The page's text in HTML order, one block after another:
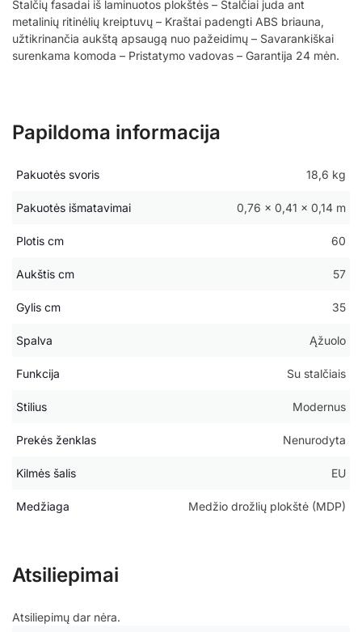
Stalčių fasadai iš laminuotos plokštės – Stalčiai juda ant
metalinių ritinėlių kreiptuvų – Kraštai padengti ABS briauna,
užtikrinančia aukštą apsaugą nuo pažeidimų – Savarankiškai
surenkama komoda – Pristatymo vadovas – Garantija 24 mėn.
Papildoma informacija
Pakuotės svoris 18,6 kg
Pakuotės išmatavimai 0,76 × 0,41 × 0,14 m
Plotis cm 60
Aukštis cm 57
Gylis cm 35
Spalva Ąžuolo
Funkcija Su stalčiais
Stilius Modernus
Prekės ženklas Nenurodyta
Kilmės šalis EU
Medžiaga Medžio drožlių plokštė (MDP)
Atsiliepimai
Atsiliepimų dar nėra.